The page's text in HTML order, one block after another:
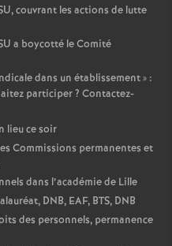
couvrant les actions de lutte
a boycotté le Comité
dans un établissement» :
participer? Contactez-
lieu ce soir
Commissions permanentes et
dans l’académie de Lille
DNB, EAF, BTS, DNB
des personnels, permanence